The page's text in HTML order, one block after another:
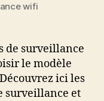
wifi
de surveillance
le modèle
ici les
surveillance et